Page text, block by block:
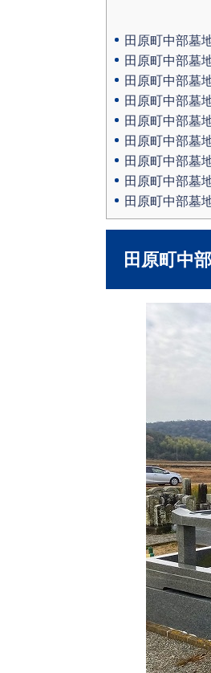
田原町中部墓
田原町中部墓
田原町中部墓
田原町中部墓
田原町中部墓
田原町中部墓
田原町中部墓
田原町中部墓
田原町中部墓
田原町中